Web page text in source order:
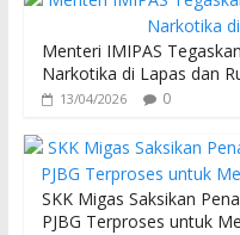
Menteri IMIPAS
Narkotika di Lapas dan
13/04/2026 0
SKK Migas Saksikan
PJBG Terproses untuk